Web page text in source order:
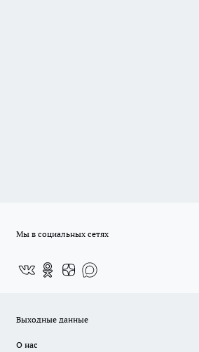
Мы в социальных сетях
Выходные данные
О нас